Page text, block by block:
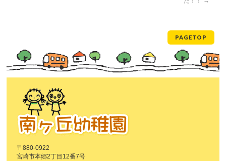
PAGETOP
〒880-0922
宮崎市本郷2丁目12番7号